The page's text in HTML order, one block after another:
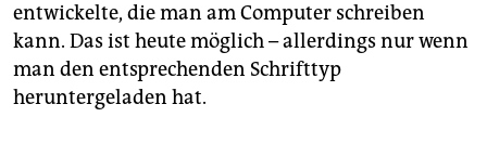
entwickelte, die man am Computer schrei­ben
kann. Das ist heute möglich – allerdings nur wenn
man den entsprechenden Schrifttyp
heruntergeladen hat.